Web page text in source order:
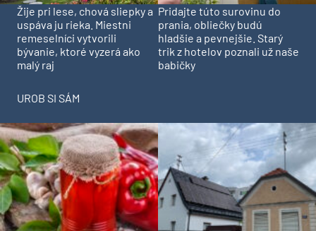
Žije pri lese, chová sliepky a
uspáva ju rieka. Miestni
remeselníci vytvorili
bývanie, ktoré vyzerá ako
malý raj
Pridajte túto surovinu do
prania, obliečky budú
hladšie a pevnejšie. Starý
trik z hotelov poznali už naše
babičky
UROB SI SÁM